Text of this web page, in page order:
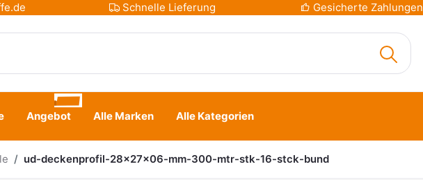
Schnelle Lieferung Gesicherte Zahlungen
Angebot Alle Marken Alle Kategorien
ud-deckenprofil-28x27x06-mm-300-mtr-stk-16-stck-bund